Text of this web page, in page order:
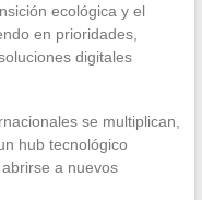
ecológica y el
en prioridades,
digitales
se multiplican,
hub tecnológico
a nuevos